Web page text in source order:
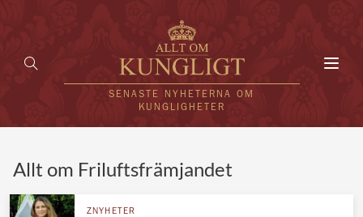
SENASTE NYHETERNA OM
KUNGLIGHETER
Allt om Friluftsfrämjandet
ZNYHETER